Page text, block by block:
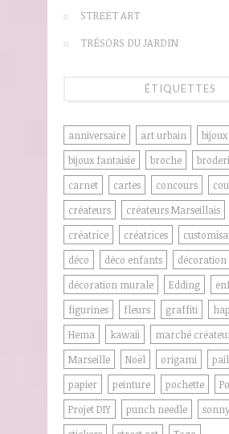
STREET ART
TRÉSORS DU JARDIN
ÉTIQUETTES
anniversaire art urbain
bijoux
bijoux fantaisie
broche
carnet
cartes concours
créateurs
créateurs Marseillais
créatrice
créatrices
déco
déco enfants
décoration
décoration murale
Edding
figurines
fleurs graffiti
Hema
kawaii
marché
Marseille
Noël origami
papier
peinture pochette
Projet DIY
punch needle